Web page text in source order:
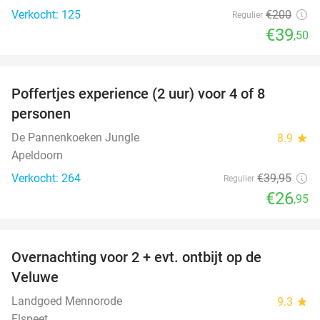
Verkocht: 125 Regulier €200
€39,50
Poffertjes experience (2 uur) voor 4 of 8
personen
De Pannenkoeken Jungle 8.9 star
Apeldoorn
Verkocht: 264
Regulier €39,95
€26,95
Overnachting voor 2 + evt. ontbijt op de
Veluwe
Landgoed Mennorode 9.3 star